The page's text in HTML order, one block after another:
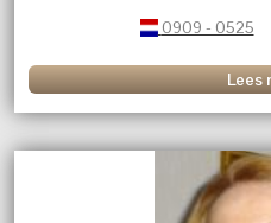
0909 - 0525
Lees